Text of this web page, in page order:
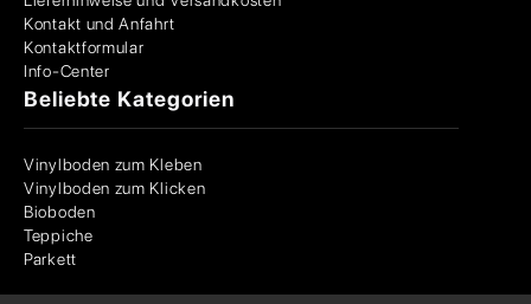
Kontakt und Anfahrt
Kontaktformular
Info-Center
Beliebte Kategorien
Vinylboden zum Kleben
Vinylboden zum Klicken
Bioboden
Teppiche
Parkett